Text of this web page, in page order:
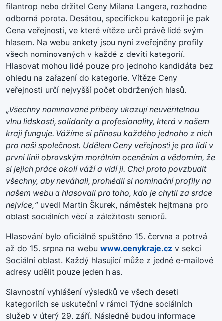
filantrop nebo držitel Ceny Milana Langera, rozhodne
odborná porota. Desátou, specifickou kategorií je pak
Cena veřejnosti, ve které vítěze určí právě lidé svým
hlasem. Na webu ankety jsou nyní zveřejněny profily
všech nominovaných v každé z devíti kategorií.
Hlasovat mohou lidé pouze pro jednoho kandidáta bez
ohledu na zařazení do kategorie. Vítěze Ceny
veřejnosti určí nejvyšší počet obdržených hlasů.
„Všechny nominované příběhy ukazují neuvěřitelnou
vlnu lidskosti, solidarity a profesionality, která v našem
kraji funguje. Vážíme si přínosu každého jednoho z nich
pro naši společnost. Udělení Ceny veřejnosti je pro lidi v
první linii obrovským morálním oceněním a vědomím, že
si jejich práce okolí váží a vidí ji. Chci proto povzbudit
všechny, aby neváhali, prohlédli si nominační profily na
našem webu a hlasovali pro toho, kdo je chytil za srdce
nejvíce,“uvedl Martin Škurek, náměstek hejtmana pro
oblast sociálních věcí a záležitosti seniorů.
Hlasování bylo oficiálně spuštěno 15. června a potrvá
až do 15. srpna na webu www.cenykraje.cz v sekci
Sociální oblast. Každý hlasující může z jedné e-mailové
adresy udělit pouze jeden hlas.
Slavnostní vyhlášení výsledků ve všech deseti
kategoriích se uskuteční v rámci Týdne sociálních
služeb v úterý 29. září. Následně budou informace